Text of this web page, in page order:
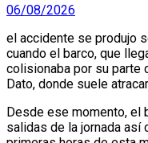
06/08/2026
el accidente se produjo
cuando el barco, que
colisionaba por su parte
Dato, donde suele
Desde ese momento, el
salidas de la jornada así